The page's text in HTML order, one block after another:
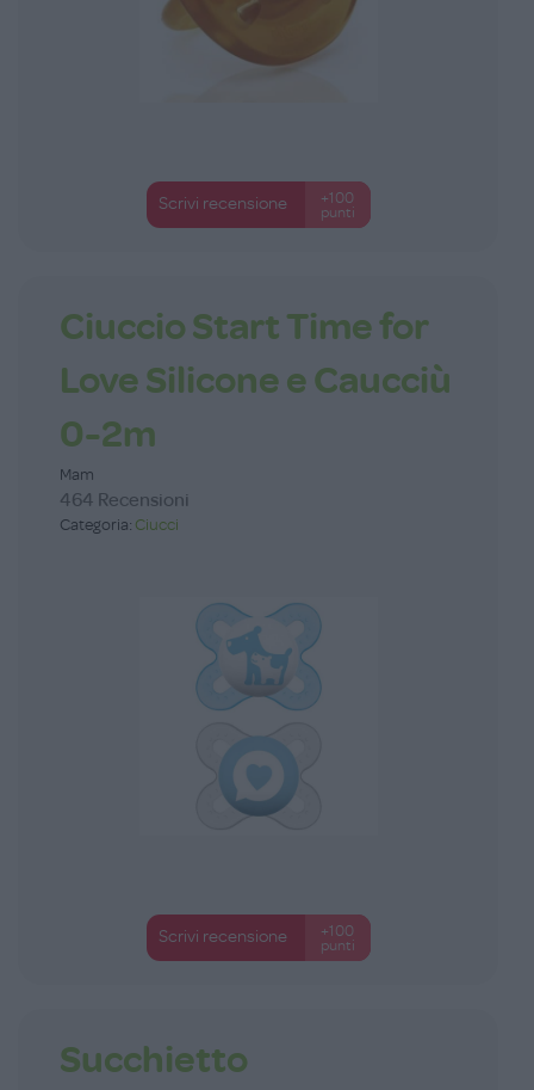
Scrivi recensione
+100
punti
Ciuccio Start Time for
Love Silicone e Caucciù
0-2m
Mam
464 Recensioni
Categoria: Ciucci
Scrivi recensione
+100
punti
Succhietto